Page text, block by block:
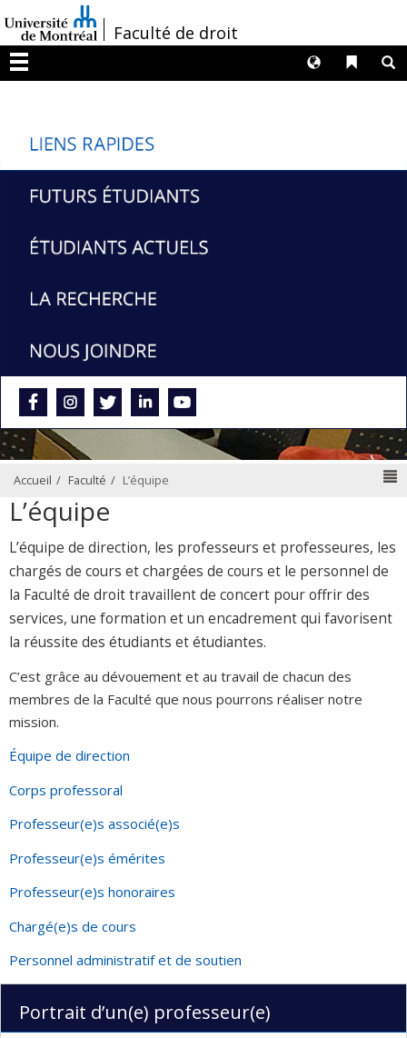
au
contenu
/Faculté de droit
Menu
Liens
Langues
Accueil Faculté L’équipe
L’équipe
L’équipe de direction, les professeurs et professeures, les
chargés de cours et chargées de cours et le personnel de
la Faculté de droit travaillent de concert pour offrir des
services, une formation et un encadrement qui favorisent
la réussite des étudiants et étudiantes.
C’est grâce au dévouement et au travail de chacun des
membres de la Faculté que nous pourrons réaliser notre
mission.
Équipe de direction
Corps professoral
Professeur(e)s associé(e)s
Professeur(e)s émérites
Professeur(e)s honoraires
Chargé(e)s de cours
Personnel administratif et de soutien
Portrait d’un(e) professeur(e)